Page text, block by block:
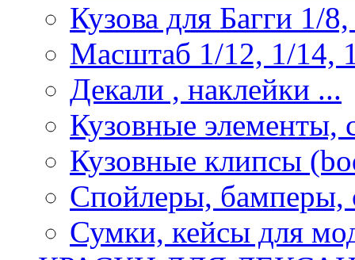
Кузова для Багги 1/
Масштаб 1/12, 1/14,
Декали , наклейки ...
Кузовные элементы,
Кузовные клипсы
Спойлеры, бамперы,
Сумки, кейсы для